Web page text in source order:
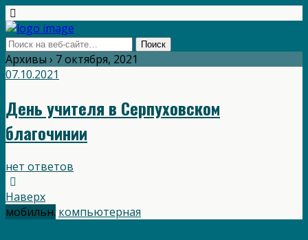
Архивы › 7 октября, 2021
07.10.2021
День учителя в Серпуховском
благочинии
нет ответов
Наверх
мобильн. компьютерная